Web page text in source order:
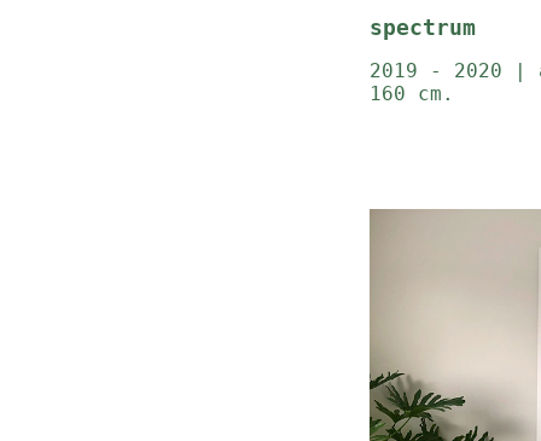
spectrum
2019 - 2020 |
160 cm.